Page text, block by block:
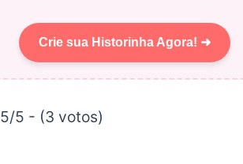
Crie sua Historinha Agora! ➜
5/5 - (3 votos)